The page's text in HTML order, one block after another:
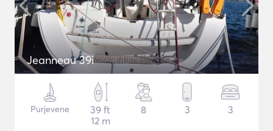
Jeanneau 39i
Purjevene
39 ft
12 m
8 3 3